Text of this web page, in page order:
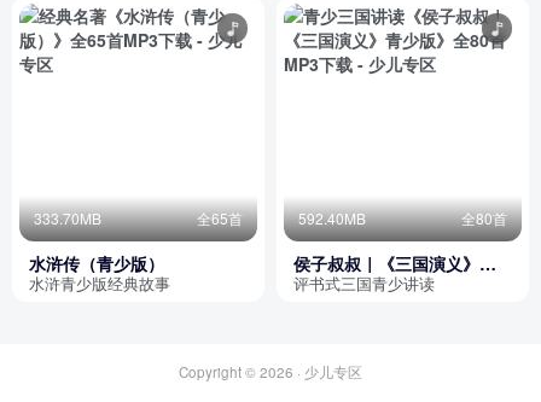
333.70MB 全65首
水浒传（青少版）
水浒青少版经典故事
592.40MB 全80首
侯子叔叔｜《三国演义》青
少版
评书式三国青少讲读
Copyright © 2026 · 少儿专区